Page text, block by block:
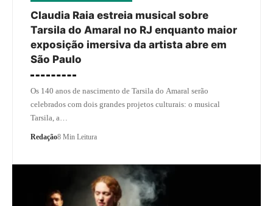
Claudia Raia estreia musical sobre
Tarsila do Amaral no RJ enquanto maior
exposição imersiva da artista abre em
São Paulo
Os 140 anos de nascimento de Tarsila do Amaral serão
celebrados com dois grandes projetos culturais: o musical
Tarsila, a…
Redação8 Min Leitura